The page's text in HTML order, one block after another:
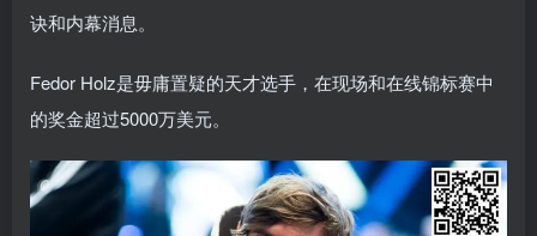
诀和内幕消息。
Fedor Holz是毋庸置疑的天才选手，在现场和在线锦标赛中
的奖金超过5000万美元。